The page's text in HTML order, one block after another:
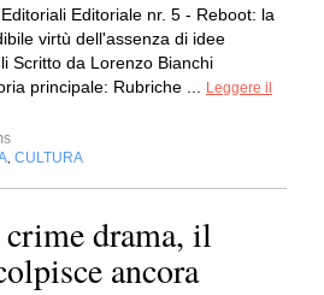
Editoriale nr. 5 - Reboot: la
virtù dell'assenza di idee
Scritto da Lorenzo Bianchi
principale: Rubriche ...
Leggere il
CULTURA
drama, il
ancora